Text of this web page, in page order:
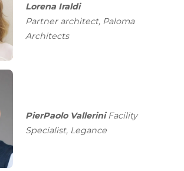
Lorena Iraldi
Partner architect, Paloma
Architects
PierPaolo ValleriniFacility
Specialist, Legance